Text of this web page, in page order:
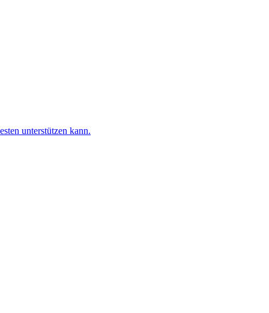
unterstützen kann.